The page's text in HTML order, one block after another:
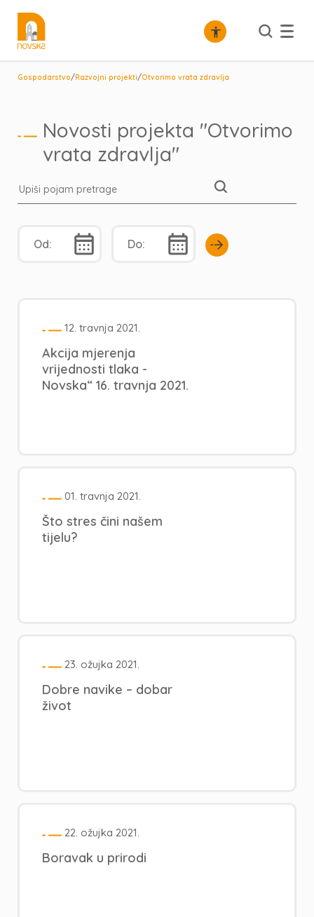
Gospodarstvo/Razvojni projekti/Otvorimo vrata zdravlja
Novosti projekta "Otvorimo
vrata zdravlja"
12. travnja 2021.
Akcija mjerenja
vrijednosti tlaka -
Novska“ 16. travnja 2021.
01. travnja 2021.
Što stres čini našem
tijelu?
23. ožujka 2021.
Dobre navike – dobar
život
22. ožujka 2021.
Boravak u prirodi